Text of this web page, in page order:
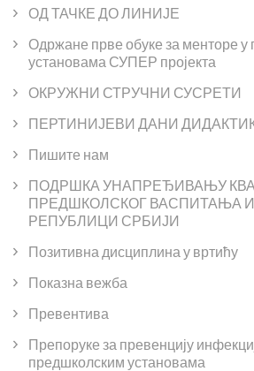
ОД ТАЧКЕ ДО ЛИНИЈЕ
Одржане прве обуке за менторе
установама СУПЕР пројекта
ОКРУЖНИ СТРУЧНИ СУСРЕТИ
ПЕРТИНИЈЕВИ ДАНИ
Пишите нам
ПОДРШКА УНАПРЕЂИВАЊУ
ПРЕДШКОЛСКОГ ВАСПИТАЊА
РЕПУБЛИЦИ СРБИЈИ
Позитивна дисциплина у вртићу
Показна вежба
Превентива
Препоруке за превенцију
предшколским установама